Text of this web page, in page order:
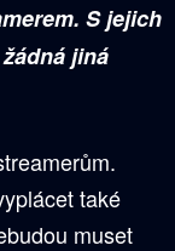
S jejich
jiná
také
muset